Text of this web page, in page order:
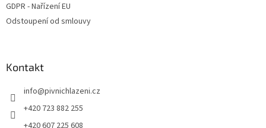
GDPR - Nařízení EU
Odstoupení od smlouvy
Kontakt
info@pivnichlazeni.cz
+420 723 882 255